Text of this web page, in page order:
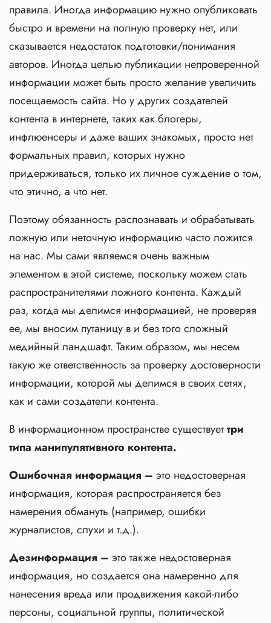
правила. Иногда информацию нужно опубликовать
быстро и времени на полную проверку нет, или
сказывается недостаток подготовки/понимания
авторов. Иногда целью публикации непроверенной
информации может быть просто желание увеличить
посещаемость сайта. Но у других создателей
контента в интернете, таких как блогеры,
инфлюенсеры и даже ваших знакомых, просто нет
формальных правил, которых нужно
придерживаться, только их личное суждение о том,
что этично, а что нет.
Поэтому обязанность распознавать и обрабатывать
ложную или неточную информацию часто ложится
на нас. Мы сами являемся очень важным
элементом в этой системе, поскольку можем стать
распространителями ложного контента. Каждый
раз, когда мы делимся информацией, не проверяя
ее, мы вносим путаницу в и без того сложный
медийный ландшафт. Таким образом, мы несем
такую же ответственность за проверку достоверности
информации, которой мы делимся в своих сетях,
как и сами создатели контента.
В информационном пространстве существуеттри
типа манипулятивного контента.
Ошибочная информация – это недостоверная
информация, которая распространяется без
намерения обмануть (например, ошибки
журналистов, слухи и т.д.).
Дезинформация – это также недостоверная
информация, но создается она намеренно для
нанесения вреда или продвижения какой-либо
персоны, социальной группы, политической